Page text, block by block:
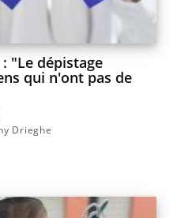
"Le dépistage
qui n'ont pas de
Drieghe